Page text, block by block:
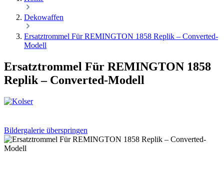
Dekowaffen
Ersatztrommel Für REMINGTON 1858 Replik – Converted-
Modell
Ersatztrommel Für REMINGTON 1858
Replik – Converted-Modell
Bildergalerie überspringen